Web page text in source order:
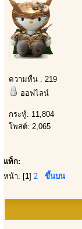
ความหื่น : 219
ออฟไลน์
กระทู้: 11,804
โพสต์: 2,065
แท็ก:
หน้า: [1] 2 ขึ้นบน